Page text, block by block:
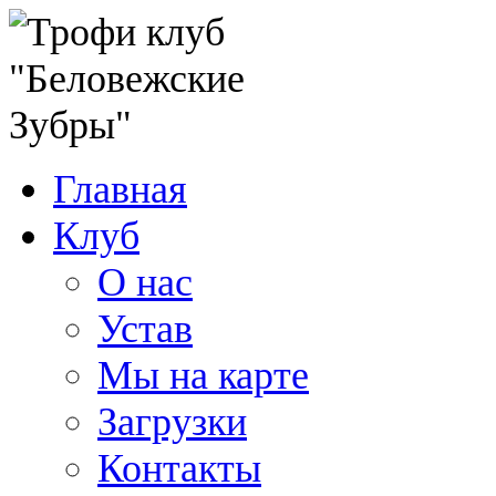
Главная
Клуб
О нас
Устав
Мы на карте
Загрузки
Контакты